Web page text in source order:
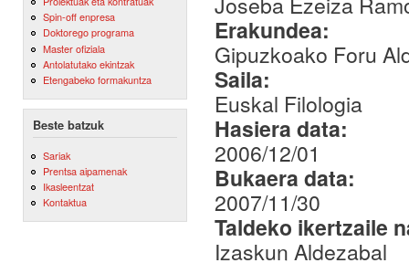
Spin-off enpresa
Doktorego programa
Master ofiziala
Antolatutako ekintzak
Etengabeko formakuntza
Beste batzuk
Sariak
Prentsa aipamenak
Ikasleentzat
Kontaktua
Erakundea:
Gipuzkoako Foru
Saila:
Euskal Filologia
Hasiera data:
2006/12/01
Bukaera data:
2007/11/30
Taldeko ikertzaile
Izaskun Aldezabal